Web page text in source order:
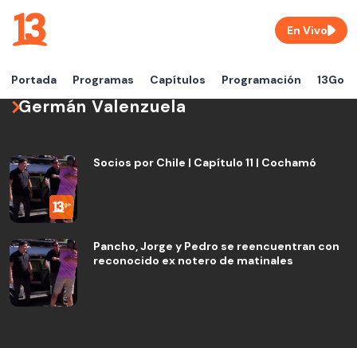
Portada Programas Capítulos Programación 13Go
En Vivo
Germán Valenzuela
Socios por Chile | Capítulo 11 | Cochamó
Pancho, Jorge y Pedro se reencuentran con
reconocido ex notero de matinales